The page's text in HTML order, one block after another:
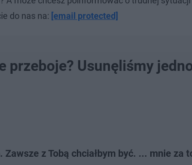
do nas na: [email protected]
przeboje? Usunęliśmy
Zawsze z Tobą chciałbym być. ... mnie za